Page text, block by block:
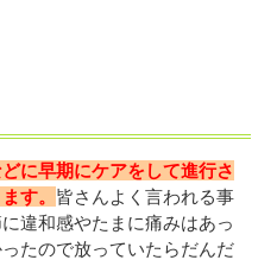
に早期にケアをして進行さ
す。 皆さんよく言われる事
違和感やたまに痛みはあっ
たので放っていたらだんだ